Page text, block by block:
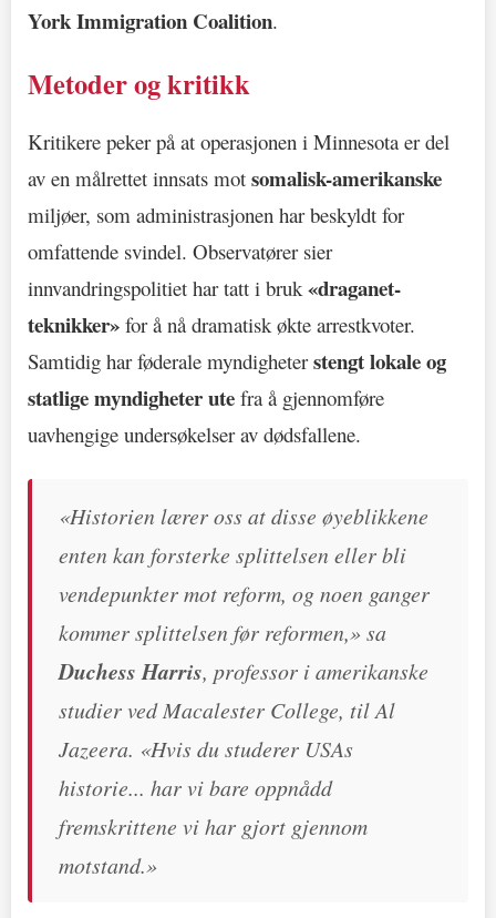
York Immigration Coalition.
Metoder og kritikk
Kritikere peker på at operasjonen i Minnesota er del
av en målrettet innsats mot somalisk-amerikanske
miljøer, som administrasjonen har beskyldt for
omfattende svindel. Observatører sier
innvandringspolitiet har tatt i bruk «draganet-
teknikker» for å nå dramatisk økte arrestkvoter.
Samtidig har føderale myndigheterstengt lokale og
statlige myndigheter ute fra å gjennomføre
uavhengige undersøkelser av dødsfallene.
«Historien lærer oss at disse øyeblikkene
enten kan forsterke splittelsen eller bli
vendepunkter mot reform, og noen ganger
kommer splittelsen før reformen,» sa
Duchess Harris, professor i amerikanske
studier ved Macalester College, til Al
Jazeera. «Hvis du studerer USAs
historie... har vi bare oppnådd
fremskrittene vi har gjort gjennom
motstand.»